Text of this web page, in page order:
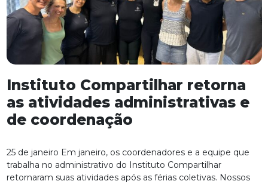
Instituto Compartilhar retorna
as atividades administrativas e
de coordenação
25 de janeiro Em janeiro, os coordenadores e a equipe que
trabalha no administrativo do Instituto Compartilhar
retornaram suas atividades após as férias coletivas. Nossos